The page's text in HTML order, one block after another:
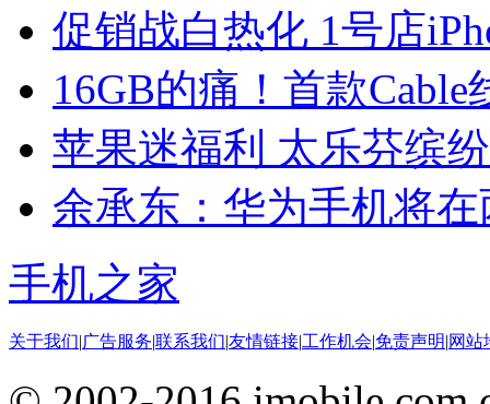
促销战白热化 1号店
16GB的痛！首款
苹果迷福利 太乐芬缤
余承东：华为手机将
手机之家
关于我们|广告服务|联系我们|友情链接|工作机会|免责声明|网站